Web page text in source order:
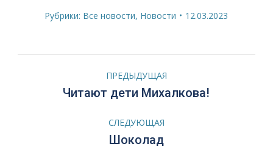
Рубрики: Все новости, Новости 12.03.2023
НавигацияПРЕДЫДУЩАЯ
Предыдущая
Читают дети Михалкова!
СЛЕДУЮЩАЯ
Следующая
Шоколад